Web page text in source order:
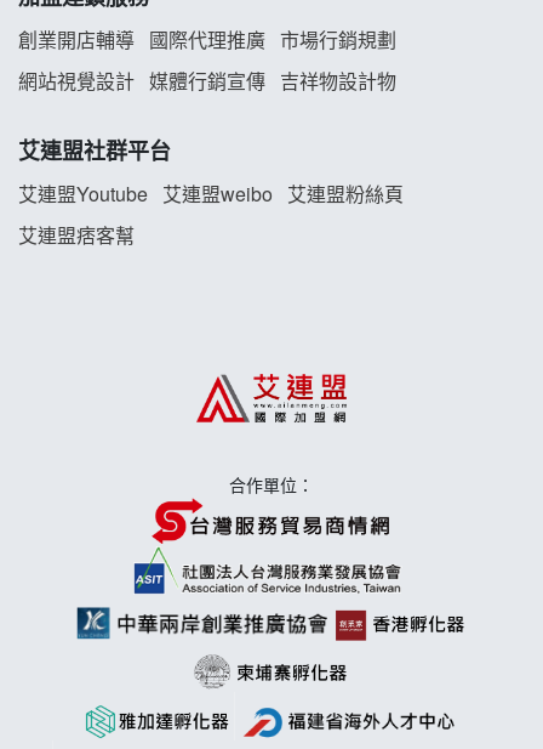
雞咕雞咕加盟說明會
TEA TOP加盟說明會
珍好味臭臭鍋加盟說明會
藍象廷泰式火鍋加盟說明會
日十。早午食加盟說明會
莫尼早餐Morni加盟說明會
創業開店輔導 國際代理推廣 市場行銷規劃
網站視覺設計 媒體行銷宣傳 吉祥物設計物
艾連盟社群平台
艾連盟Youtube 艾連盟weibo
艾連盟粉絲頁
艾連盟痞客幫
合作單位：